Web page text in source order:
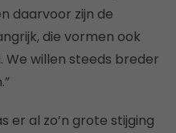
daarvoor zijn de
die vormen ook
willen steeds breder
er al zo’n grote stijging